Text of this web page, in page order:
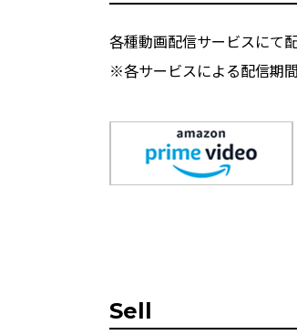
各種動画配信サービスにて
※各サービスによる配信期
Sell